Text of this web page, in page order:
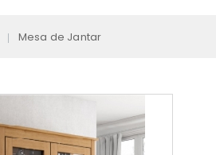
Mesa de Jantar